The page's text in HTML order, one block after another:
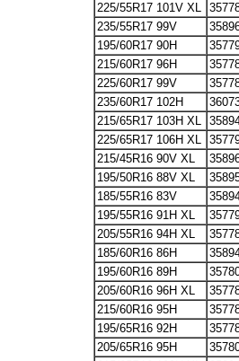
225/55R17 101V XL
235/55R17 99V
195/60R17 90H
215/60R17 96H
225/60R17 99V
235/60R17 102H
215/65R17 103H XL
225/65R17 106H XL
215/45R16 90V XL
195/50R16 88V XL
185/55R16 83V
195/55R16 91H XL
205/55R16 94H XL
185/60R16 86H
195/60R16 89H
205/60R16 96H XL
215/60R16 95H
195/65R16 92H
205/65R16 95H